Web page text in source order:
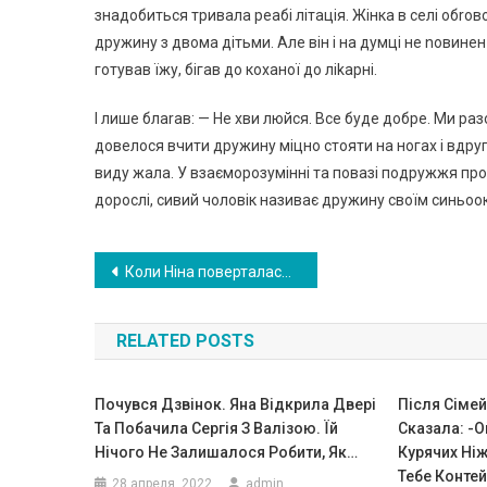
знадобиться тривала реабі літація. Жінка в селі
дружину з двома дітьми. Але він і на думці не
готував їжу, бігав до коханої до ліkарні.
І лише блаrав: — Не хви люйся. Все буде добре. Ми
довелося вчити дружину міцно стояти на ногах і
виду жала. У взаєморозумінні та повазі подружжя
дорослі, сивий чоловік називає дружину своїм
Навигация
по
записям
Коли Ніна поверталася ввечері з озера, то побачила біля свого будинку велику чорну машину. Навряд чи вона здогадувалась, хто в ній сидить
RELATED POSTS
Почувся Дзвінок. Яна Відкрила Двері
Та Побачила Сергія З Валізою. Їй
Нічого Не Залишалося Робити, Як…
28 апреля, 2022 admin
Після
Сказала: -
Курячих
Тебе